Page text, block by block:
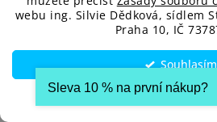
webu ing. Silvie Dědková, sídlem
Praha 10, IČ
Souhlasím
Nastavení
Sleva 10 % na první nákup?​